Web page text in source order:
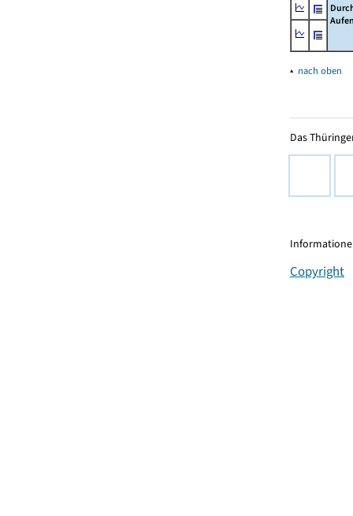
▴ nach oben
Das
Copyright